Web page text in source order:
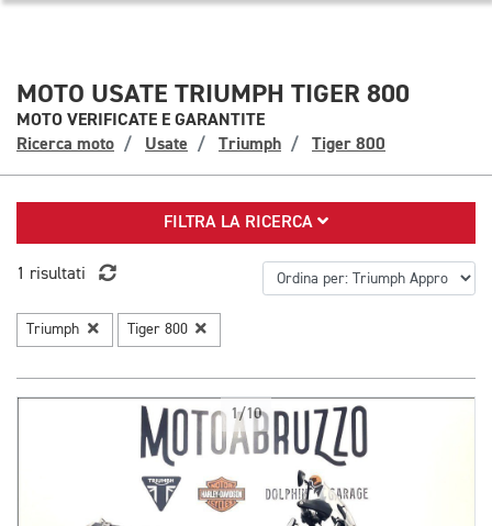
MOTO USATE TRIUMPH TIGER 800
MOTO VERIFICATE E GARANTITE
Ricerca moto
Usate Triumph Tiger 800
FILTRA LA RICERCA
1 risultati
Triumph Tiger 800
1/10